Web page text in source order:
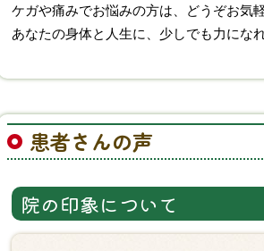
ケガや痛みでお悩みの方は、どうぞお気
あなたの身体と人生に、少しでも力にな
患者さんの声
院の印象について